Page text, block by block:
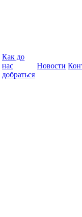
Как до
нас
добраться
Новости